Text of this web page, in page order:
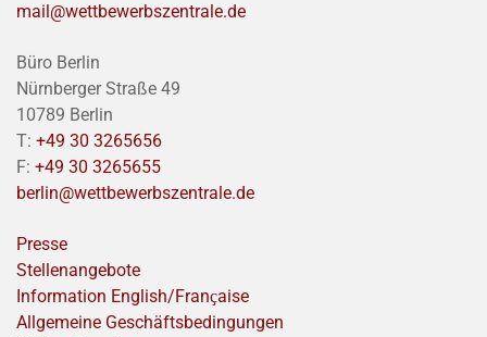
mail@wettbewerbszentrale.de
Büro Berlin
Nürnberger Straße 49
10789 Berlin
T: +49 30 3265656
F: +49 30 3265655
berlin@wettbewerbszentrale.de
Presse
Stellenangebote
Information English/Franҫaise
Allgemeine Geschäftsbedingungen